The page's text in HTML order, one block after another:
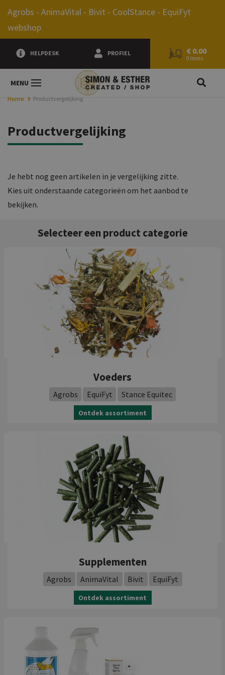
0.00
HELPDESK PROFIEL € 0.00
0 items
MENU
Agrobs - AnimaVital - Bivit - CoolStance - EquiFyt
webshop
Home Productvergelijking
Productvergelijking
Je hebt nog geen artikelen in je vergelijking zitte.
Kies uit onderstaande categorieën om het aanbod te
bekijken.
Selecteer een product categorie
Voeders
Agrobs EquiFyt Stance Equitec
Ontdek assortiment
Supplementen
Agrobs AnimaVital Bivit EquiFyt
Ontdek assortiment